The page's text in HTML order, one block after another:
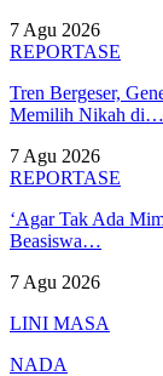
7 Agu 2026
REPORTASE
Tren Bergeser,
Memilih Nikah di…
7 Agu 2026
REPORTASE
‘Agar Tak Ada
Beasiswa…
7 Agu 2026
LINI MASA
NADA